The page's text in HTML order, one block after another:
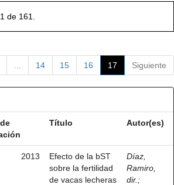
de 161.
14 15 16 17 Siguiente
Título Autor(es)
2013
Efecto de la bST
sobre la fertilidad
de vacas lecheras
Díaz,
Ramiro,
dir. ;